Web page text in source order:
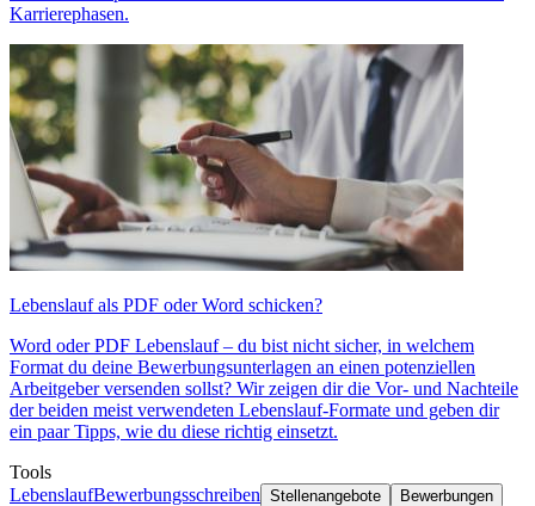
Karrierephasen.
Lebenslauf als PDF oder Word schicken?
Word oder PDF Lebenslauf – du bist nicht sicher, in welchem
Format du deine Bewerbungsunterlagen an einen potenziellen
Arbeitgeber versenden sollst? Wir zeigen dir die Vor- und Nachteile
der beiden meist verwendeten Lebenslauf-Formate und geben dir
ein paar Tipps, wie du diese richtig einsetzt.
Tools
LebenslaufBewerbungsschreiben Stellenangebote Bewerbungen